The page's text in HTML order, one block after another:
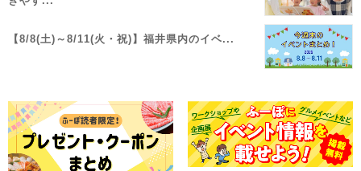
【8/8(土)～8/11(火・祝)】福井県内のイベ...